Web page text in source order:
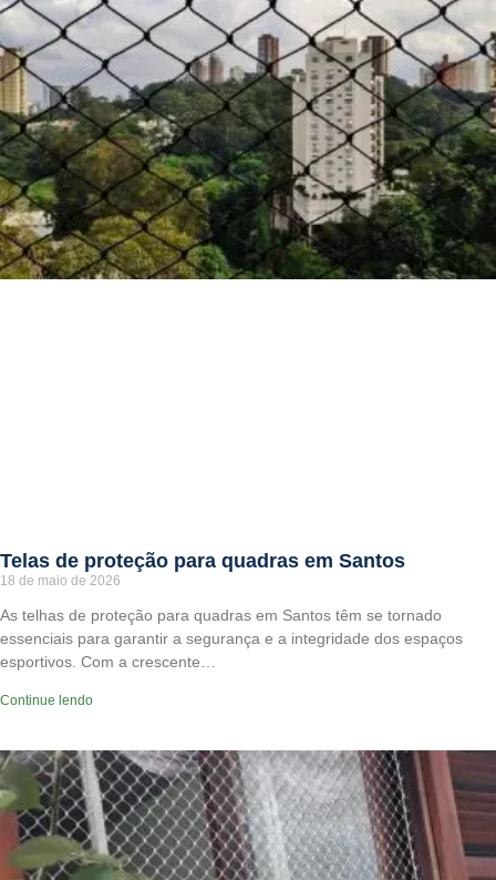
Telas de proteção para quadras em Santos
18 de maio de 2026
As telhas de proteção para quadras em Santos têm se tornado
essenciais para garantir a segurança e a integridade dos espaços
esportivos. Com a crescente…
Continue lendo